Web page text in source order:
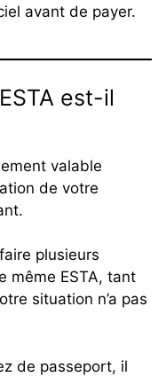
avant de payer.
est-il
valable
de votre
plusieurs
même ESTA, tant
situation n’a pas
de passeport, il